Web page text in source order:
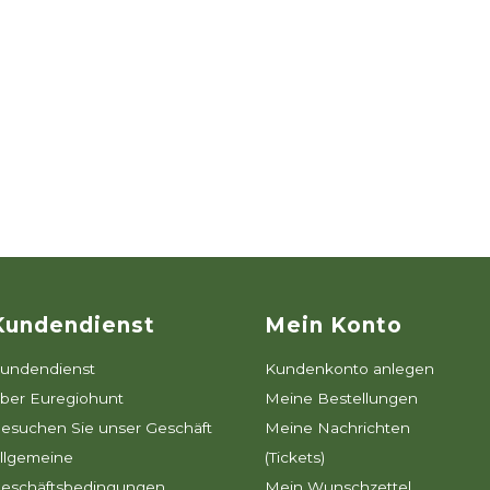
Euregiohunt
Sie unser Geschäft
Mein Konto
Kundenkonto anlegen
Meine Bestellungen
Meine Nachrichten
(Tickets)